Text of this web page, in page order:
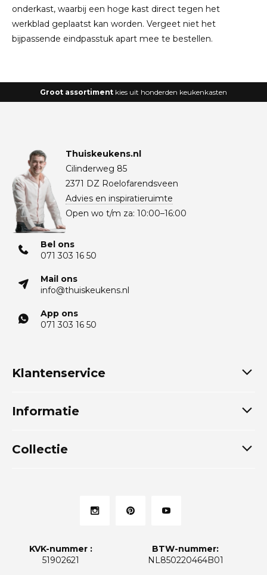
onderkast, waarbij een hoge kast direct tegen het
werkblad geplaatst kan worden. Vergeet niet het
bijpassende eindpasstuk apart mee te bestellen.
Groot assortiment kies uit honderden keukenkasten
Thuiskeukens.nl
Cilinderweg 85
2371 DZ Roelofarendsveen
Advies en inspiratieruimte
Open wo t/m za: 10:00–16:00
Bel ons
071 303 16 50
Mail ons
info@thuiskeukens.nl
App ons
071 303 16 50
Klantenservice
Informatie
Collectie
KVK-nummer :
51902621
BTW-nummer:
NL850220464B01